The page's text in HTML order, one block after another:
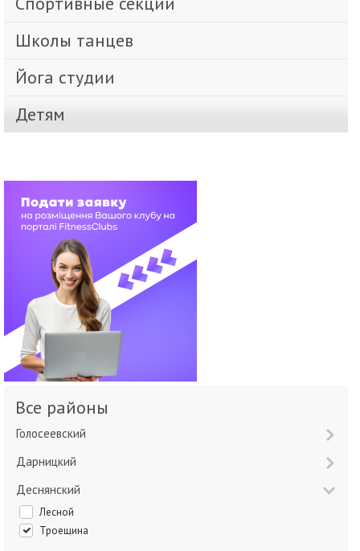
Школы танцев
Йога студии
Детям
Все районы
Голосеевский
Дарницкий
Деснянский
Лесной
Троещина